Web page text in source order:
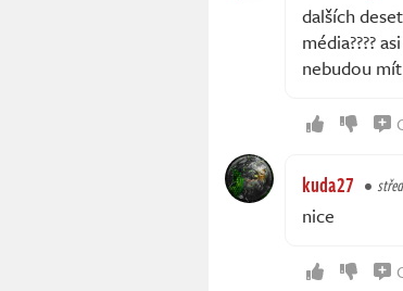
dalších
média????
nebudou
kuda27
nice